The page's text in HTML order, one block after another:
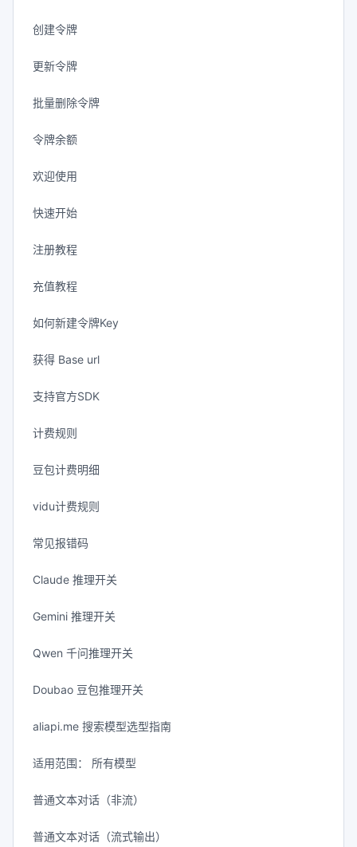
创建令牌
更新令牌
批量删除令牌
令牌余额
欢迎使用
快速开始
注册教程
充值教程
如何新建令牌Key
获得 Base url
支持官方SDK
计费规则
豆包计费明细
vidu计费规则
常见报错码
Claude 推理开关
Gemini 推理开关
Qwen 千问推理开关
Doubao 豆包推理开关
aliapi.me 搜索模型选型指南
适用范围： 所有模型
普通文本对话（非流）
普通文本对话（流式输出）